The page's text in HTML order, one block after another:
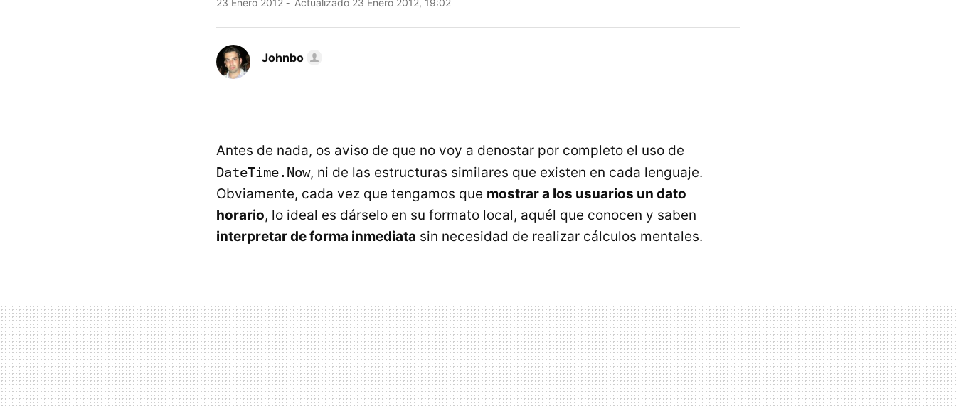
23 Enero 2012 Actualizado 23 Enero 2012, 19:02
Johnbo
Antes de nada, os aviso de que no voy a denostar por completo el uso de
DateTime.Now, ni de las estructuras similares que existen en cada lenguaje.
Obviamente, cada vez que tengamos que mostrar a los usuarios un dato
horario, lo ideal es dárselo en su formato local, aquél que conocen y saben
interpretar de forma inmediata sin necesidad de realizar cálculos mentales.